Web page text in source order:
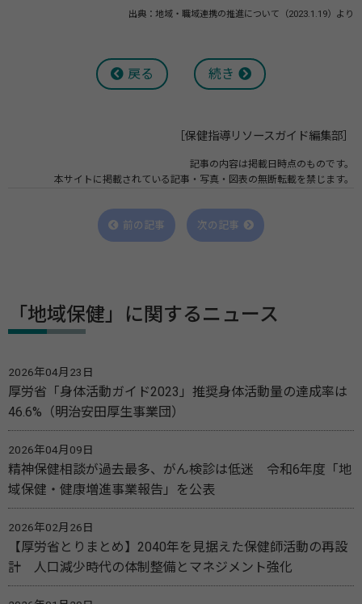
出典：地域・職域連携の推進について（2023.1.19）より
戻る 続き
［保健指導リソースガイド編集部］
記事の内容は掲載日時点のものです。
本サイトに掲載されている記事・写真・図表の無断転載を禁じます。
前の記事 次の記事
「地域保健」に関するニュース
2026年04月23日
厚労省「身体活動ガイド2023」推奨身体活動量の達成率は
46.6%（明治安田厚生事業団）
2026年04月09日
精神保健相談が過去最多、がん検診は低迷 令和6年度「地
域保健・健康増進事業報告」を公表
2026年02月26日
【厚労省とりまとめ】2040年を見据えた保健師活動の再設
計 人口減少時代の体制整備とマネジメント強化